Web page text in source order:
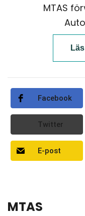
MTAS
MTAS
Facebook
Twitter
E-post